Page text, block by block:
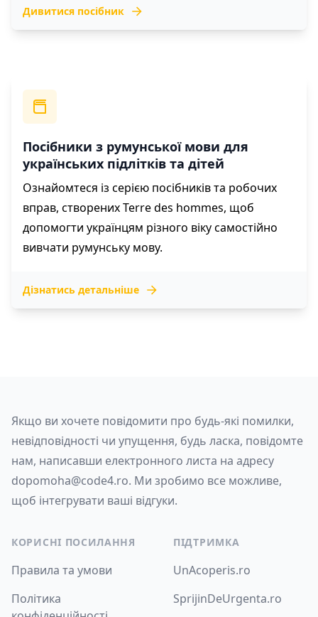
Дивитися посібник
Посібники з румунської мови для
українських підлітків та дітей
Ознайомтеся із серією посібників та робочих
вправ, створених Terre des hommes, щоб
допомогти українцям різного віку самостійно
вивчати румунську мову.
Дізнатись детальніше
Якщо ви хочете повідомити про будь-які помилки,
невідповідності чи упущення, будь ласка, повідомте
нам, написавши електронного листа на адресу
dopomoha@code4.ro. Ми зробимо все можливе,
щоб інтегрувати ваші відгуки.
КОРИСНІ ПОСИЛАННЯ
Правила та умови
Політика
ПІДТРИМКА
UnAcoperis.ro
SprijinDeUrgenta.ro